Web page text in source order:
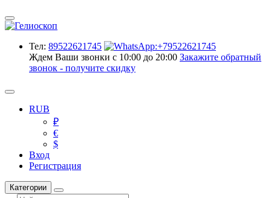
Тел: 89522621745
Ждем Ваши звонки с 10:00 до 20:00 Закажите обратный
звонок - получите скидку
RUB
₽
€
$
Вход
Регистрация
Категории